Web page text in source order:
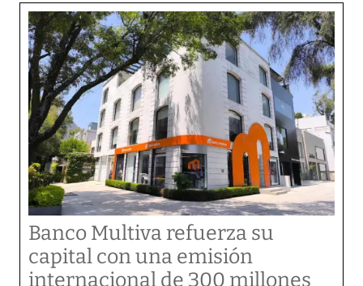
Banco Multiva refuerza su
capital con una emisión
internacional de 300 millones